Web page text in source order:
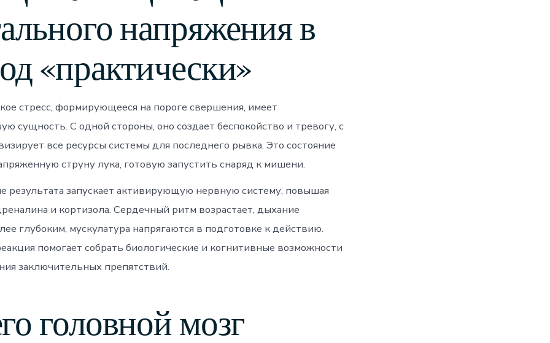
напряжения в
«практически»
стресс, формирующееся на пороге свершения, имеет
сущность. С одной стороны, оно создает беспокойство и тревогу, с
все ресурсы системы для последнего рывка. Это состояние
струну лука, готовую запустить снаряд к мишени.
результата запускает активирующую нервную систему, повышая
и кортизола. Сердечный ритм возрастает, дыхание
глубоким, мускулатура напрягаются в подготовке к действию.
помогает собрать биологические и когнитивные возможности
заключительных препятствий.
головной мозг